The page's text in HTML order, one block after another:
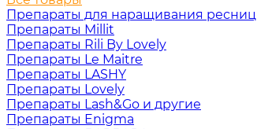
Препараты для наращивания ресниц
Препараты Millit
Препараты Rili By Lovely
Препараты Le Maitre
Препараты LASHY
Препараты Lovely
Препараты Lash&Go и другие
Препараты Enigma